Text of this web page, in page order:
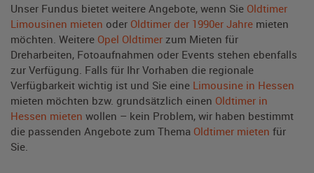
Unser Fundus bietet weitere Angebote, wenn Sie Oldtimer
Limousinen mieten oder Oldtimer der 1990er Jahre mieten
möchten. Weitere Opel Oldtimer zum Mieten für
Dreharbeiten, Fotoaufnahmen oder Events stehen ebenfalls
zur Verfügung. Falls für Ihr Vorhaben die regionale
Verfügbarkeit wichtig ist und Sie eine Limousine in Hessen
mieten möchten bzw. grundsätzlich einen Oldtimer in
Hessen mieten wollen – kein Problem, wir haben bestimmt
die passenden Angebote zum Thema Oldtimer mieten für
Sie.